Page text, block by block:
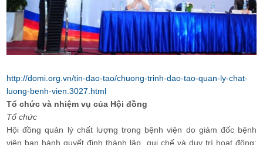
http://domi.org.vn/tin-dao-tao/chuong-trinh-dao-tao-quan-ly-chat-
luong-benh-vien.3027.html
Tổ chức và nhiệm vụ của Hội đồng
Tổ chức
Hội đồng quản lý chất lượng trong bệnh viện do giám đốc bệnh
viện ban hành quyết định thành lập, qui chế và duy trì hoạt động;